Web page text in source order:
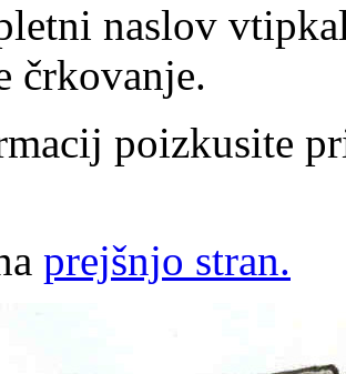
naslov
črkovanje.
poizkusite
prejšnjo stran.